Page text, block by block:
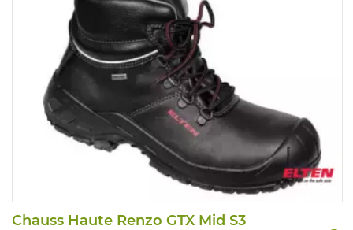
Chauss Haute Renzo GTX Mid S3